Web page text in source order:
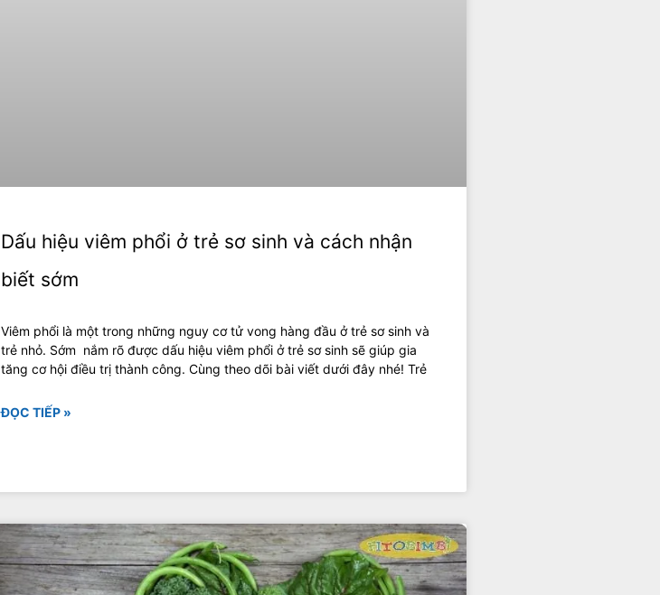
Dấu hiệu viêm phổi ở trẻ sơ sinh và cách nhận
biết sớm
Viêm phổi là một trong những nguy cơ tử vong hàng đầu ở trẻ sơ sinh và
trẻ nhỏ. Sớm nắm rõ được dấu hiệu viêm phổi ở trẻ sơ sinh sẽ giúp gia
tăng cơ hội điều trị thành công. Cùng theo dõi bài viết dưới đây nhé! Trẻ
ĐỌC TIẾP »